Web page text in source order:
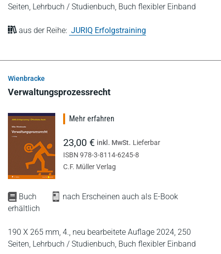
Seiten, Lehrbuch / Studienbuch, Buch flexibler Einband
aus der Reihe: JURIQ Erfolgstraining
Wienbracke
Verwaltungsprozessrecht
Buch
nach Erscheinen auch als E-Book
erhältlich
190 X 265 mm, 4., neu bearbeitete Auflage 2024, 250
Seiten, Lehrbuch / Studienbuch, Buch flexibler Einband
Mehr erfahren
23,00 € inkl. MwSt. Lieferbar
ISBN 978-3-8114-6245-8
C.F. Müller Verlag